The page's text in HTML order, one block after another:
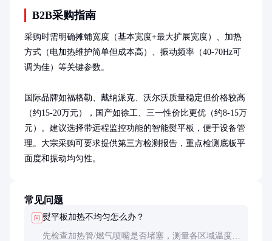
B2B采购指南
采购时需明确摊铺宽度（基本宽度+最大扩展宽度）、加热
方式（电加热维护简单但成本高）、振动频率（40-70Hz可
调为佳）等关键参数。
国际品牌如福格勒、戴纳派克、沃尔沃质量稳定但价格较高
（约15-20万元），国产如徐工、三一性价比更优（约8-15万
元）。建议选择带远程监控功能的智能熨平板，便于设备管
理。大宗采购可要求提供第三方检测报告，重点检测底板平
面度和振动均匀性。
常见问题
问 熨平板加热不均匀怎么办？
先检查加热管/燃气喷嘴是否堵塞，测量各区域温度。